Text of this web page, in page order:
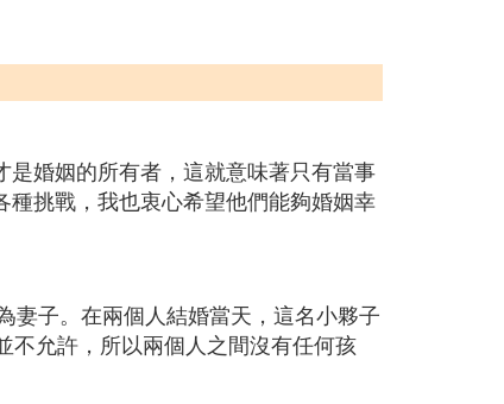
婚姻的所有者，這就意味著只有當事
挑戰，我也衷心希望他們能夠婚姻幸
妻子。在兩個人結婚當天，這名小夥子
不允許，所以兩個人之間沒有任何孩